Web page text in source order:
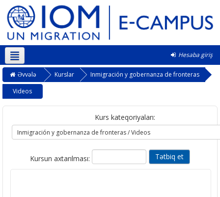
Hesaba giriş
Azərbaycanca ‎(az)‎
Əvvələ Kurslar
Inmigración y gobernanza de fronteras
Videos
Kurs kateqoriyaları:
Kursun axtarılması: